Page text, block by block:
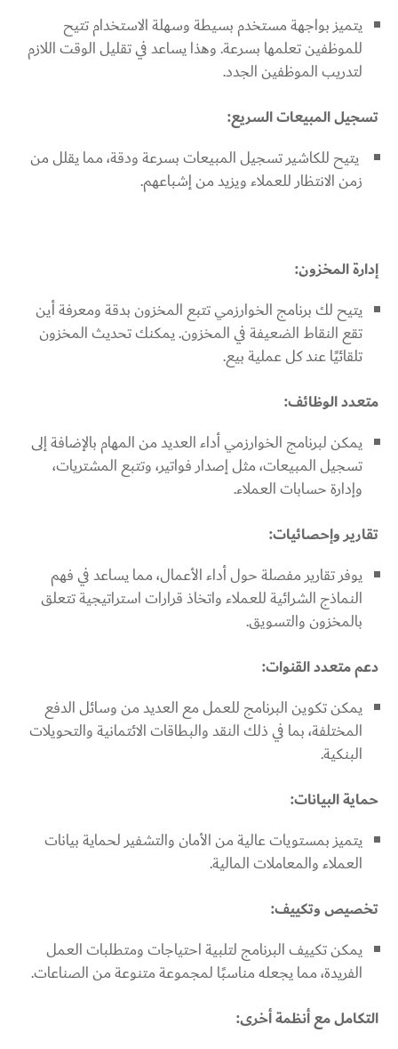
يتميز بواجهة مستخدم بسيطة وسهلة الاستخدام تتيح
للموظفين تعلمها بسرعة. وهذا يساعد في تقليل الوقت اللازم
لتدريب الموظفين الجدد.
تسجيل المبيعات السريع:
يتيح للكاشير تسجيل المبيعات بسرعة ودقة، مما يقلل من
زمن الانتظار للعملاء ويزيد من إشباعهم.
إدارة المخزون:
يتيح لك برنامج الخوارزمي تتبع المخزون بدقة ومعرفة أين
تقع النقاط الضعيفة في المخزون. يمكنك تحديث المخزون
تلقائيًا عند كل عملية بيع.
متعدد الوظائف:
يمكن لبرنامج الخوارزمي أداء العديد من المهام بالإضافة إلى
تسجيل المبيعات، مثل إصدار فواتير، وتتبع المشتريات،
وإدارة حسابات العملاء.
تقارير وإحصائيات:
يوفر تقارير مفصلة حول أداء الأعمال، مما يساعد في فهم
النماذج الشرائية للعملاء واتخاذ قرارات استراتيجية تتعلق
بالمخزون والتسويق.
دعم متعدد القنوات:
يمكن تكوين البرنامج للعمل مع العديد من وسائل الدفع
المختلفة، بما في ذلك النقد والبطاقات الائتمانية والتحويلات
البنكية.
حماية البيانات:
يتميز بمستويات عالية من الأمان والتشفير لحماية بيانات
العملاء والمعاملات المالية.
تخصيص وتكييف:
يمكن تكييف البرنامج لتلبية احتياجات ومتطلبات العمل
الفريدة، مما يجعله مناسبًا لمجموعة متنوعة من الصناعات.
التكامل مع أنظمة أخرى: